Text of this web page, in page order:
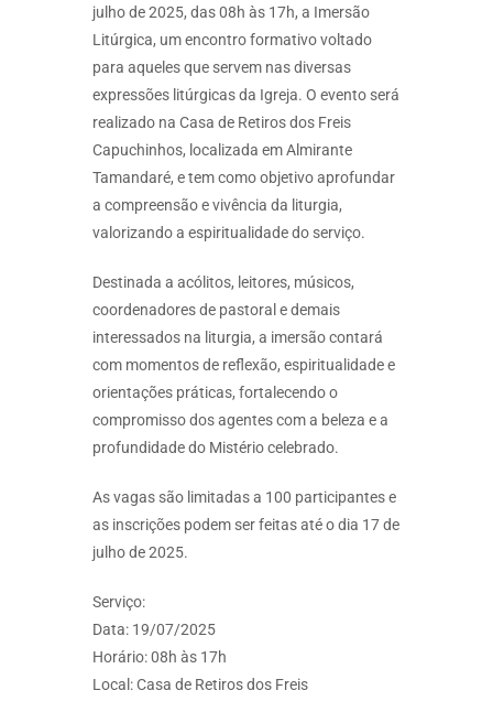
julho de 2025, das 08h às 17h, a Imersão
Litúrgica, um encontro formativo voltado
para aqueles que servem nas diversas
expressões litúrgicas da Igreja. O evento será
realizado na Casa de Retiros dos Freis
Capuchinhos, localizada em Almirante
Tamandaré, e tem como objetivo aprofundar
a compreensão e vivência da liturgia,
valorizando a espiritualidade do serviço.
Destinada a acólitos, leitores, músicos,
coordenadores de pastoral e demais
interessados na liturgia, a imersão contará
com momentos de reflexão, espiritualidade e
orientações práticas, fortalecendo o
compromisso dos agentes com a beleza e a
profundidade do Mistério celebrado.
As vagas são limitadas a 100 participantes e
as inscrições podem ser feitas até o dia 17 de
julho de 2025.
Serviço:
Data: 19/07/2025
Horário: 08h às 17h
Local: Casa de Retiros dos Freis